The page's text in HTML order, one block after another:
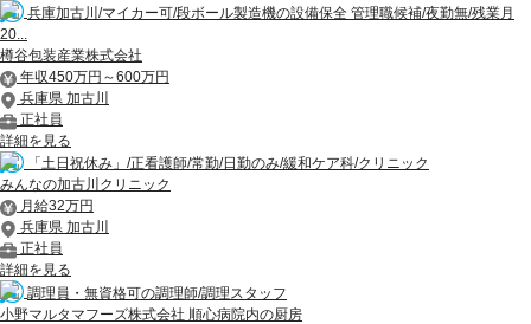
兵庫加古川/マイカー可/段ボール製造機の設備保全 管理職候補/夜勤無/残業月
20...
樽谷包装産業株式会社
年収450万円～600万円
兵庫県 加古川
正社員
詳細を見る
「土日祝休み」/正看護師/常勤/日勤のみ/緩和ケア科/クリニック
みんなの加古川クリニック
月給32万円
兵庫県 加古川
正社員
詳細を見る
調理員・無資格可の調理師/調理スタッフ
小野マルタマフーズ株式会社 順心病院内の厨房